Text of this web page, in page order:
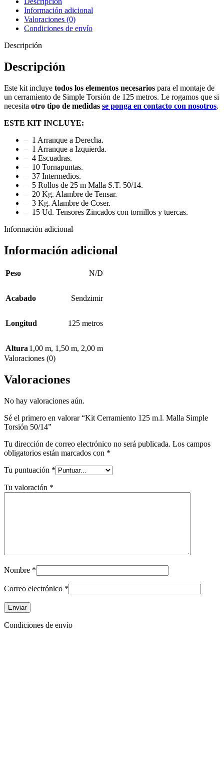
Información adicional
Valoraciones (0)
Condiciones de envío
Descripción
Descripción
Este kit incluye todos los elementos necesarios para el montaje de
un cerramiento de Simple Torsión de 125 metros. Le rogamos que si
necesita otro tipo de medidas se ponga en contacto con nosotros.
ESTE KIT INCLUYE:
– 1 Arranque a Derecha.
– 1 Arranque a Izquierda.
– 4 Escuadras.
– 10 Tornapuntas.
– 37 Intermedios.
– 5 Rollos de 25 m Malla S.T. 50/14.
– 20 Kg. Alambre de Tensar.
– 3 Kg. Alambre de Coser.
– 15 Ud. Tensores Zincados con tornillos y tuercas.
Información adicional
Información adicional
Peso N/D
Acabado Sendzimir
Longitud 125 metros
Altura 1,00 m, 1,50 m, 2,00 m
Valoraciones (0)
Valoraciones
No hay valoraciones aún.
Sé el primero en valorar “Kit Cerramiento 125 m.l. Malla Simple
Torsión 50/14”
Tu dirección de correo electrónico no será publicada. Los campos
obligatorios están marcados con *
Tu puntuación *
Tu valoración *
Nombre *
Correo electrónico *
Condiciones de envío